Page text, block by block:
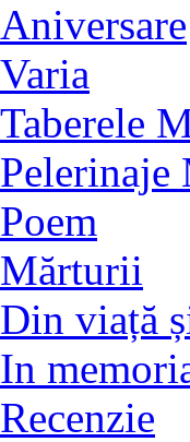
Aniversare
Varia
Taberele
Poem
Mărturii
Din viață
In
Recenzie